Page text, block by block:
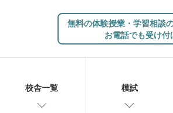
無料の体験授業・学習相談
お電話でも受け
校舎一覧 模試